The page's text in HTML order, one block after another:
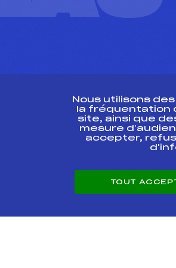
ESPACE PRESSE
Nous utilisons
la fréquentation
site, ainsi que
mesure
accepter,
TOUT